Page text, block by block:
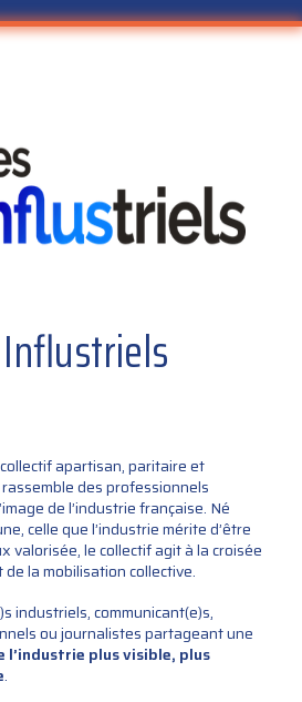
apartisan, paritaire et
des professionnels
de l’industrie française. Né
celle que l’industrie mérite d’être
valorisée, le collectif agit à la croisée
la mobilisation collective.
industriels, communicant(e)s,
ou journalistes partageant une
l’industrie plus visible, plus
.